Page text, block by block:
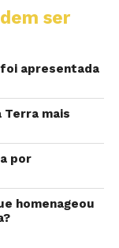
ser
apresentada
mais
por
homenageou